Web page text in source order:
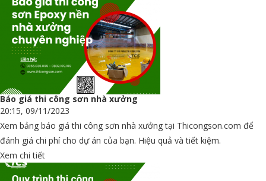
Báo giá thi công sơn nhà xưởng
20:15, 09/11/2023
Xem bảng báo giá thi công sơn nhà xưởng tại Thicongson.com để
đánh giá chi phí cho dự án của bạn. Hiệu quả và tiết kiệm.
Xem chi tiết